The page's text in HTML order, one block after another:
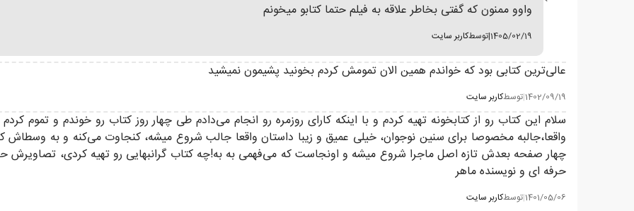
واوو ممنون که گفتی بخاطر علاقه به فیلم حتما کتابو میخونم
1405/02/19
|توسطکاربر سایت
عالی‌ترین کتابی بود که خواندم همین الان تمومش کردم بخونید پشیمون نمیشید
1402/09/19
|توسطکاربر سایت
سلام این کتاب رو از کتابخونه تهیه کردم و با اینکه کارای روزمره رو انجام می‌دادم طی چهار روز کتاب رو خوندم و
واقعا،جالبه مخصوصا برای سنین نوجوان، خیلی عمیق و زیبا داستان واقعا جالب شروع میشه، کنجاوت می‌کنه و به
چهار صفحه بعدش تازه اصل ماجرا شروع میشه و اونجاست که می‌فهمی به به!چه کتاب گرانبهایی رو تهیه کردی، تصاویرش
حرفه ای و نویسنده ماهر
1401/05/06
|توسطکاربر سایت